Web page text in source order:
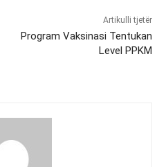
Artikulli tjetër
Program Vaksinasi Tentukan
Level PPKM